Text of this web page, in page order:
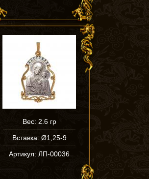
Вес: 2.6 гр
Вставка: Ø1,25-9
Артикул: ЛП-00036